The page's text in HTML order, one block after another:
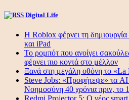
Digital Life
Η Roblox φέρνει τη
και iPad
Το ρομπότ που ανοίγει
φέρνει πιο κοντά στο μέλλον
Ξανά στη μεγάλη οθόνη το «La
Steve Jobs: «Προφήτεψε» τα AI
Νοημοσύνη 40 χρόνια πριν, το
Redmi Projector 5: Ο νέος smart